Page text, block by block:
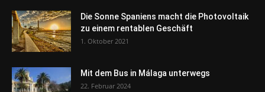
Die Sonne Spaniens macht die Photovoltaik
zu einem rentablen Geschäft
1. Oktober 2021
Mit dem Bus in Málaga unterwegs
22. Februar 2024